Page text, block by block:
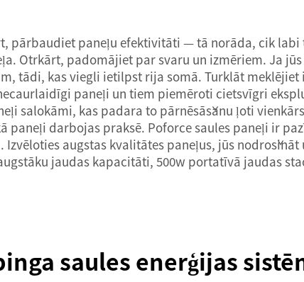
paneļu efektivitāti — tā norāda, cik labi
Otrkārt, padomājiet par svaru un izmēriem. Ja
tādi, kas viegli ietilpst rija somā. Turklāt
paneļi un tiem piemēroti cietsvīgri
salokāmi, kas padara to pārnēsāšanu ļoti
darbojas praksē. Poforce saules paneļi ir
augstas kvalitātes paneļus, jūs
jaudas kapacitāti, 500w portatīvā jaudas
saules enerģijas